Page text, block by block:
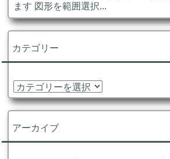
ます 図形を範囲選択...
カテゴリー
カ
テ
ゴ
ー
アーカイブ